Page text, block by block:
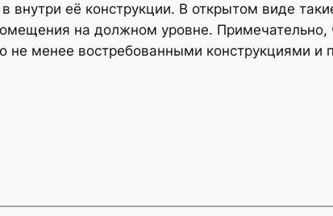
внутри её конструкции. В открытом виде
на должном уровне.
не менее востребованными конструкциями и